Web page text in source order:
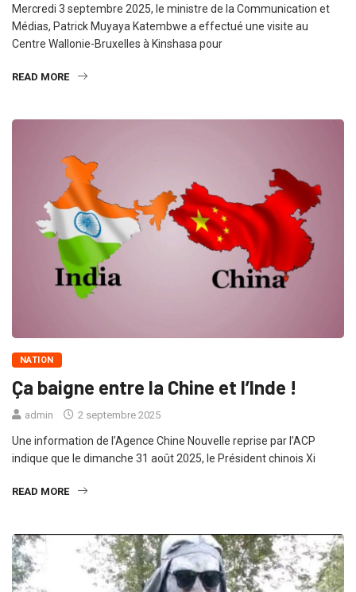
Mercredi 3 septembre 2025, le ministre de la Communication et
Médias, Patrick Muyaya Katembwe a effectué une visite au
Centre Wallonie-Bruxelles à Kinshasa pour
READ MORE
NATION
Ça baigne entre la Chine et l’Inde !
admin 2 septembre 2025
Une information de l’Agence Chine Nouvelle reprise par l’ACP
indique que le dimanche 31 août 2025, le Président chinois Xi
READ MORE